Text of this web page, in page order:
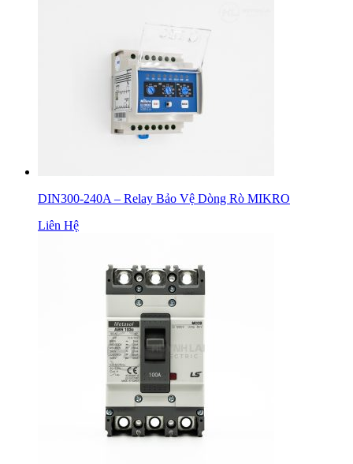
DIN300-240A – Relay Bảo Vệ Dòng Rò MIKRO
Liên Hệ